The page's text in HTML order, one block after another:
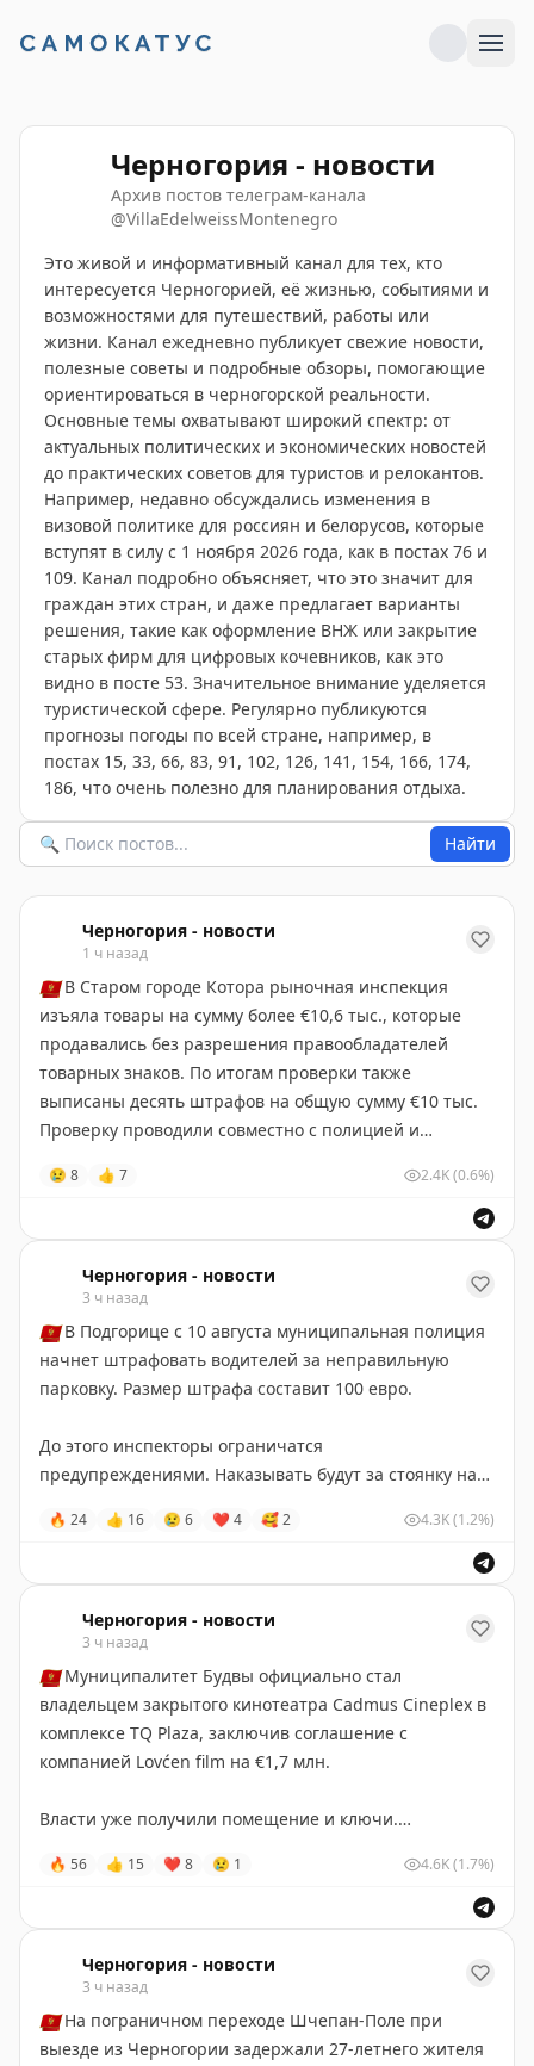
Черногория - новости
Архив постов телеграм-канала
@VillaEdelweissMontenegro
Это живой и информативный канал для тех, кто
интересуется Черногорией, её жизнью, событиями и
возможностями для путешествий, работы или
жизни. Канал ежедневно публикует свежие новости,
полезные советы и подробные обзоры, помогающие
ориентироваться в черногорской реальности.
Основные темы охватывают широкий спектр: от
актуальных политических и экономических новостей
до практических советов для туристов и релокантов.
Например, недавно обсуждались изменения в
визовой политике для россиян и белорусов, которые
вступят в силу с 1 ноября 2026 года, как в постах 76 и
109. Канал подробно объясняет, что это значит для
граждан этих стран, и даже предлагает варианты
решения, такие как оформление ВНЖ или закрытие
старых фирм для цифровых кочевников, как это
видно в посте 53. Значительное внимание уделяется
туристической сфере. Регулярно публикуются
прогнозы погоды по всей стране, например, в
постах 15, 33, 66, 83, 91, 102, 126, 141, 154, 166, 174,
186, что очень полезно для планирования отдыха.
Найти
Черногория - новости
1 ч назад
🇲🇪В Старом городе Котора рыночная инспекция
изъяла товары на сумму более €10,6 тыс., которые
продавались без разрешения правообладателей
товарных знаков. По итогам проверки также
выписаны десять штрафов на общую сумму €10 тыс.
Проверку проводили совместно с полицией и
😢 8 👍 7 2.4K(0.6%)
Черногория - новости
3 ч назад
🇲🇪В Подгорице с 10 августа муниципальная полиция
начнет штрафовать водителей за неправильную
парковку. Размер штрафа составит 100 евро.
До этого инспекторы ограничатся
предупреждениями. Наказывать будут за стоянку на
такси и парковках для людей с инвалидностью.
Черногория-Новости
🔥 24 👍 16 😢 6 ❤ 4 🥰2 4.3K(1.2%)
Черногория - новости
3 ч назад
🇲🇪Муниципалитет Будвы официально стал
владельцем закрытого кинотеатра Cadmus Cineplex в
комплексе TQ Plaza, заключив соглашение с
компанией Lovćen film на €1,7 млн.
Власти уже получили помещение и ключи.
конце сентября или начале октября.
Черногория-Новости
🔥 56 👍 15 ❤ 8 😢 1 4.6K(1.7%)
Черногория - новости
3 ч назад
🇲🇪На пограничном переходе Шчепан-Поле при
выезде из Черногории задержали 27-летнего жителя